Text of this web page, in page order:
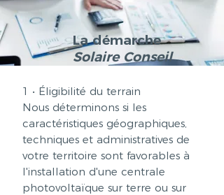
La démarche
Solaire Conseil
1 • Éligibilité du terrain
Nous déterminons si les
caractéristiques géographiques,
techniques et administratives de
votre territoire sont favorables à
l'installation d'une centrale
photovoltaïque sur terre ou sur